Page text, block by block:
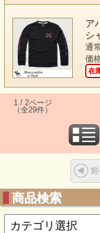
ア
シ
通
価
在
1 / 2ページ
（全29件）
前
商品検索